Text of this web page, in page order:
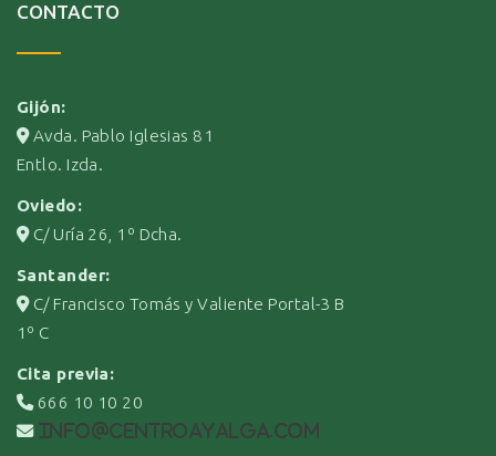
CONTACTO
Gijón:
Avda. Pablo Iglesias 81
Entlo. Izda.
Oviedo:
C/ Uría 26, 1º Dcha.
Santander:
C/ Francisco Tomás y Valiente Portal-3 B
1º C
Cita previa:
666 10 10 20
info@centroayalga.com